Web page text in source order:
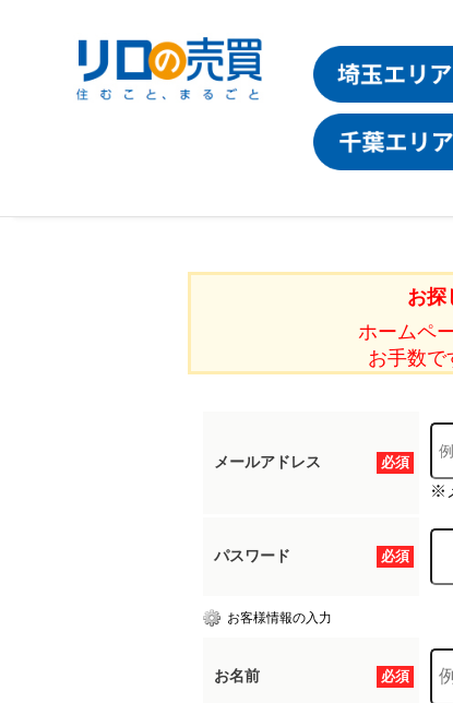
お探
ホームペ
お手数で
必須
メールアドレス
※
必須
パスワード
お客様情報の入力
必須
お名前